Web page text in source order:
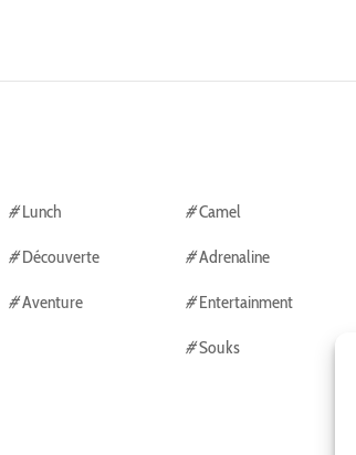
#Lunch
#Découverte
#Aventure
#Camel
#Adrenaline
#Entertainment
#Souks